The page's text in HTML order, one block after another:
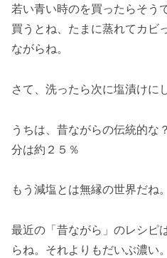
若い青い時のを買ったらそう
買うとね、たまに蒸れてカビ
ながらね。
さて、洗ったら次に塩漬けに
うちは、昔ながらの伝統的な
分は約２５％
もう減塩とは無縁の世界だね。
最近の「昔ながら」のレシピ
らね。それよりもだいぶ濃い。